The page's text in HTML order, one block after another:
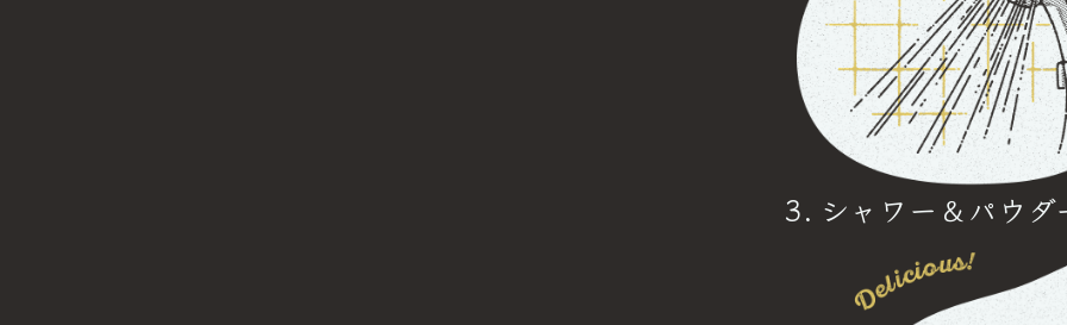
シャワー＆パウダ